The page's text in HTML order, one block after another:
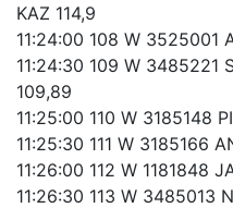
KAZ 114,9
11:24:00 108 W 3525001
11:24:30 109 W 3485221
109,89
11:25:00 110 W 3185148
11:25:30 111 W 3185166
11:26:00 112 W 1181848
11:26:30 113 W 3485013